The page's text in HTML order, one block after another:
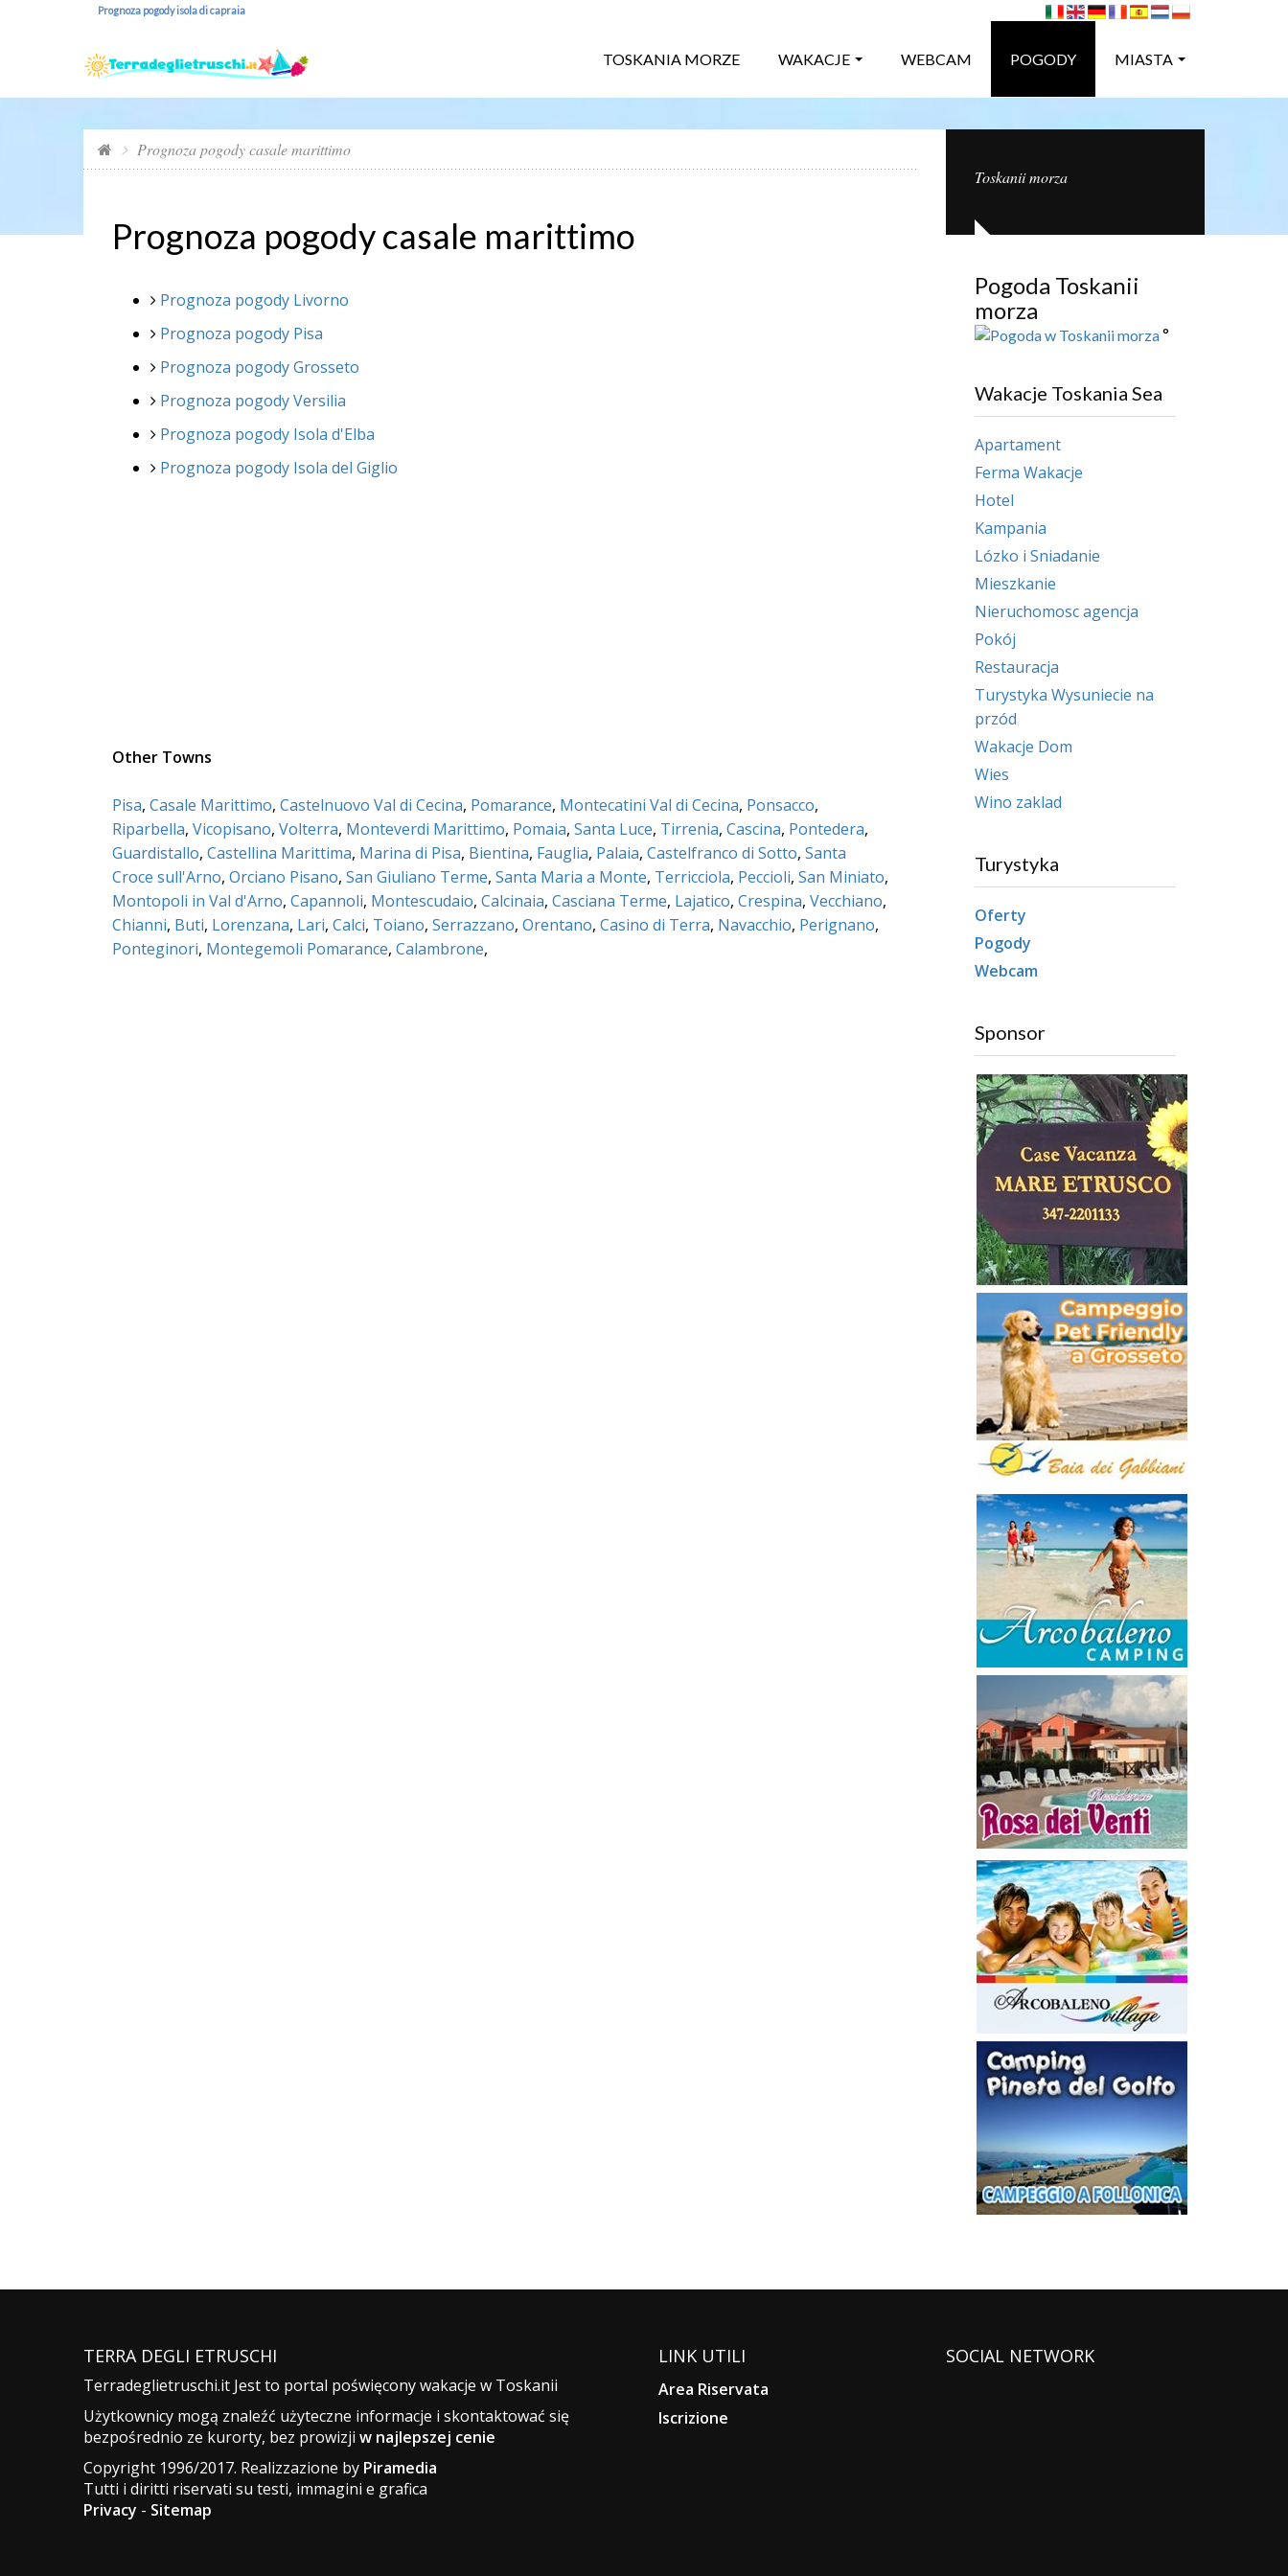
Prognoza pogody isola di capraia
TOSKANIA MORZE WAKACJE WEBCAM POGODY MIASTA
Prognoza pogody casale marittimo
Prognoza pogody casale marittimo
Prognoza pogody Livorno
Prognoza pogody Pisa
Prognoza pogody Grosseto
Prognoza pogody Versilia
Prognoza pogody Isola d'Elba
Prognoza pogody Isola del Giglio
Other Towns
Pisa, Casale Marittimo, Castelnuovo Val di Cecina, Pomarance, Montecatini Val di Cecina, Ponsacco,
Riparbella, Vicopisano, Volterra, Monteverdi Marittimo, Pomaia, Santa Luce, Tirrenia, Cascina, Pontedera,
Guardistallo, Castellina Marittima, Marina di Pisa, Bientina, Fauglia, Palaia, Castelfranco di Sotto, Santa
Croce sull'Arno, Orciano Pisano, San Giuliano Terme, Santa Maria a Monte, Terricciola, Peccioli, San Miniato,
Montopoli in Val d'Arno, Capannoli, Montescudaio, Calcinaia, Casciana Terme, Lajatico, Crespina, Vecchiano,
Chianni, Buti, Lorenzana, Lari, Calci, Toiano, Serrazzano, Orentano, Casino di Terra, Navacchio, Perignano,
Ponteginori, Montegemoli Pomarance, Calambrone,
Toskanii morza
Pogoda Toskanii
morza
°
Wakacje Toskania Sea
Apartament
Ferma Wakacje
Hotel
Kampania
Lózko i Sniadanie
Mieszkanie
Nieruchomosc agencja
Pokój
Restauracja
Turystyka Wysuniecie na
przód
Wakacje Dom
Wies
Wino zaklad
Turystyka
Oferty
Pogody
Webcam
Sponsor
TERRA DEGLI ETRUSCHI
Terradeglietruschi.it Jest to portal poświęcony wakacje w Toskanii
Użytkownicy mogą znaleźć użyteczne informacje i skontaktować się
bezpośrednio ze kurorty, bez prowizji w najlepszej cenie
Copyright 1996/2017. Realizzazione by Piramedia
Tutti i diritti riservati su testi, immagini e grafica
Privacy - Sitemap
LINK UTILI
Area Riservata
Iscrizione
SOCIAL NETWORK